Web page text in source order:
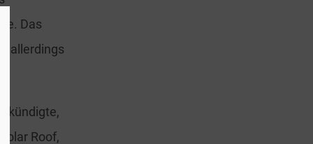
Das
allerdings
Roof,